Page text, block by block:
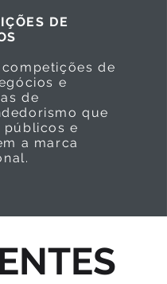
DE
de
e
de
que
públicos e
a marca